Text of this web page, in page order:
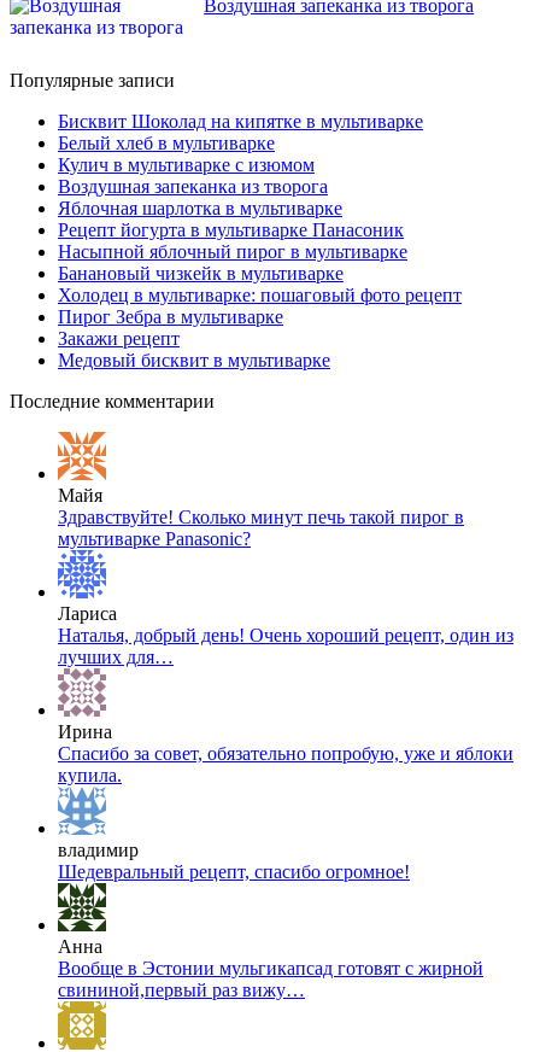
Воздушная запеканка из творога
Популярные записи
Бисквит Шоколад на кипятке в мультиварке
Белый хлеб в мультиварке
Кулич в мультиварке с изюмом
Воздушная запеканка из творога
Яблочная шарлотка в мультиварке
Рецепт йогурта в мультиварке Панасоник
Насыпной яблочный пирог в мультиварке
Банановый чизкейк в мультиварке
Холодец в мультиварке: пошаговый фото рецепт
Пирог Зебра в мультиварке
Закажи рецепт
Медовый бисквит в мультиварке
Последние комментарии
Майя
Здравствуйте! Сколько минут печь такой пирог в
мультиварке Panasonic?
Лариса
Наталья, добрый день! Очень хороший рецепт, один из
лучших для…
Ирина
Спасибо за совет, обязательно попробую, уже и яблоки
купила.
владимир
Шедевральный рецепт, спасибо огромное!
Анна
Вообще в Эстонии мульгикапсад готовят с жирной
свининой,первый раз вижу…